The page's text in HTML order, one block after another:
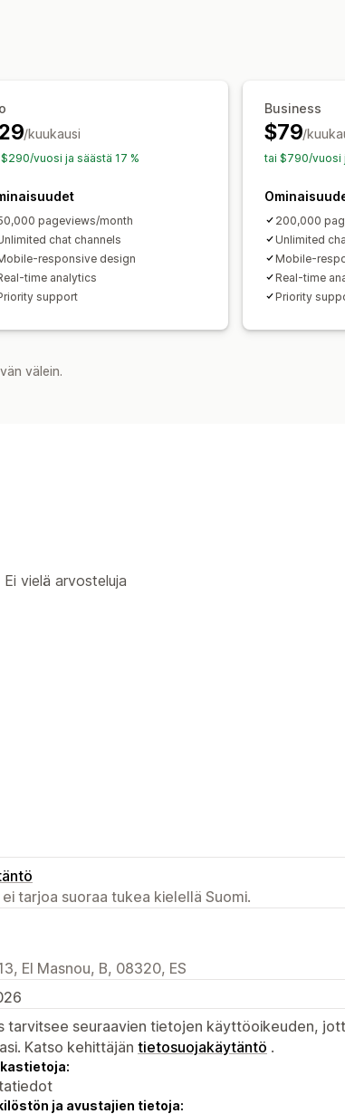
/kuukausi
vuosi ja säästä 17 %
pageviews/month
chat channels
responsive design
time analytics
support
Business
$79/
tai $790/vuosi
200,000
Unlimited
Mobile-
Real-time
Priority
välein.
Ei vielä arvosteluja
tarjoa suoraa tukea kielellä Suomi.
El Masnou, B, 08320, ES
tarvitsee seuraavien tietojen käyttöoikeuden,
Katso kehittäjän tietosuojakäytäntö .
ja avustajien tietoja: